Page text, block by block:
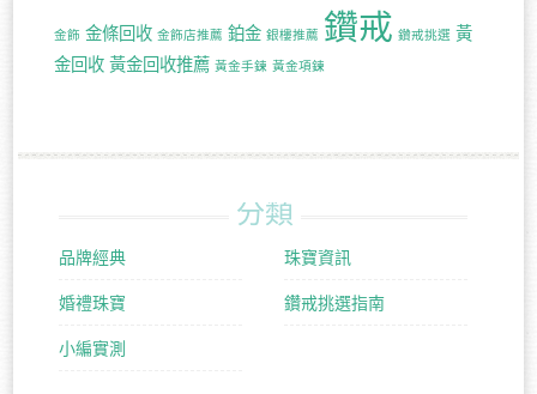
金飾 金條回收 金飾店推薦 鉑金 銀樓推薦 鑽戒 鑽戒挑選 黃
金回收 黃金回收推薦 黃金手鍊 黃金項鍊
分類
品牌經典
婚禮珠寶
小編實測
珠寶資訊
鑽戒挑選指南